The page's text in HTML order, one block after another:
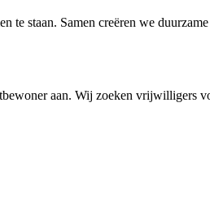
staan. Samen creëren we
aan. Wij zoeken vrijwilligers